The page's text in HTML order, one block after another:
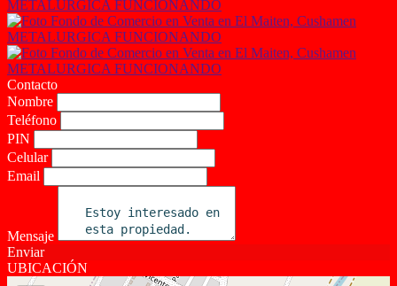
Contacto
Nombre
Teléfono
PIN
Celular
Email
Mensaje
Enviar
UBICACIÓN